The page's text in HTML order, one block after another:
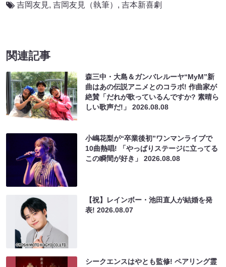
吉岡友見, 吉岡友見（執筆） , 吉本新喜劇
関連記事
森三中・大島＆ガンバレルーヤ“MyM”新
曲はあの伝説アニメとのコラボ! 作曲家が
絶賛「だれが歌っているんですか? 素晴ら
しい歌声だ!」2026.08.08
小嶋花梨が“卒業後初”ワンマンライブで
10曲熱唱! 「やっぱりステージに立ってる
この瞬間が好き」2026.08.08
【祝】レインボー・池田直人が結婚を発
表!2026.08.07
シークエンスはやとも監修! ペアリング霊